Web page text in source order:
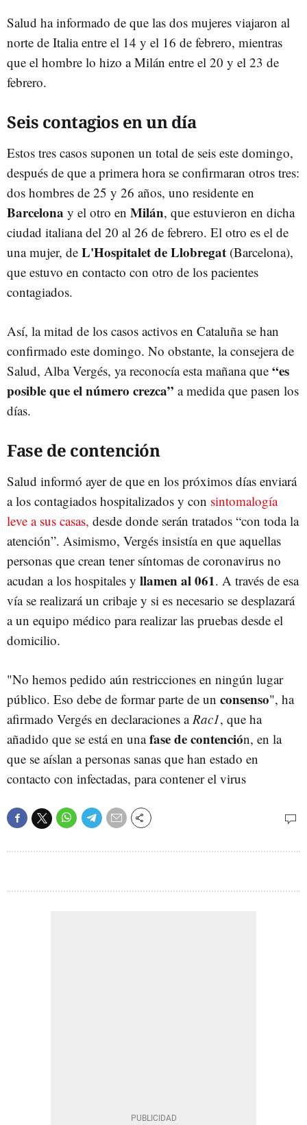
Salud ha informado de que las dos mujeres viajaron al
norte de Italia entre el 14 y el 16 de febrero, mientras
que el hombre lo hizo a Milán entre el 20 y el 23 de
febrero.
Seis contagios en un día
Estos tres casos suponen un total de seis este domingo,
después de que a primera hora se confirmaran otros tres:
dos hombres de 25 y 26 años, uno residente en
Barcelona y el otro en Milán, que estuvieron en dicha
ciudad italiana del 20 al 26 de febrero. El otro es el de
una mujer, de L'Hospitalet de Llobregat (Barcelona),
que estuvo en contacto con otro de los pacientes
contagiados.
Así, la mitad de los casos activos en Cataluña se han
confirmado este domingo. No obstante, la consejera de
Salud, Alba Vergés, ya reconocía esta mañana que “es
posible que el número crezca” a medida que pasen los
días.
Fase de contención
Salud informó ayer de que en los próximos días enviará
a los contagiados hospitalizados y con sintomalogía
leve a sus casas, desde donde serán tratados “con toda la
atención”. Asimismo, Vergés insistía en que aquellas
personas que crean tener síntomas de coronavirus no
acudan a los hospitales y llamen al 061. A través de esa
vía se realizará un cribaje y si es necesario se desplazará
a un equipo médico para realizar las pruebas desde el
domicilio.
"No hemos pedido aún restricciones en ningún lugar
público. Eso debe de formar parte de un consenso", ha
afirmado Vergés en declaraciones aRac1, que ha
añadido que se está en unafase de contención, en la
que se aíslan a personas sanas que han estado en
contacto con infectadas, para contener el virus